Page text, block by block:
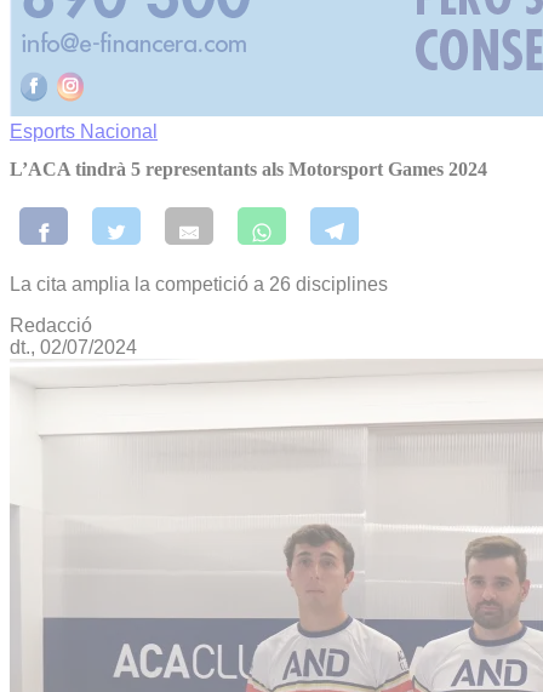
Esports Nacional
L’ACA tindrà 5 representants als Motorsport Games 2024
La cita amplia la competició a 26 disciplines
Redacció
dt., 02/07/2024